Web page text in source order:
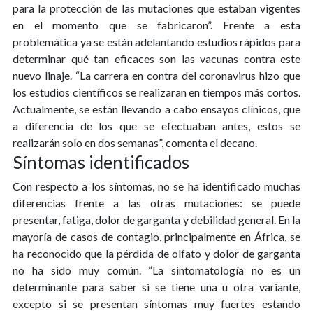
para la protección de las mutaciones que estaban vigentes
en el momento que se fabricaron”. Frente a esta
problemática ya se están adelantando estudios rápidos para
determinar qué tan eficaces son las vacunas contra este
nuevo linaje. “La carrera en contra del coronavirus hizo que
los estudios científicos se realizaran en tiempos más cortos.
Actualmente, se están llevando a cabo ensayos clínicos, que
a diferencia de los que se efectuaban antes, estos se
realizarán solo en dos semanas”, comenta el decano.
Síntomas identificados
Con respecto a los síntomas, no se ha identificado muchas
diferencias frente a las otras mutaciones: se puede
presentar, fatiga, dolor de garganta y debilidad general. En la
mayoría de casos de contagio, principalmente en África, se
ha reconocido que la pérdida de olfato y dolor de garganta
no ha sido muy común. “La sintomatología no es un
determinante para saber si se tiene una u otra variante,
excepto si se presentan síntomas muy fuertes estando